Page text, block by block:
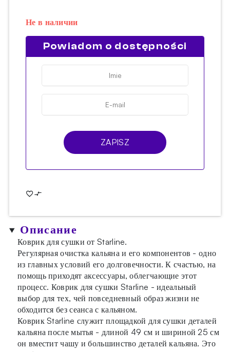
Не в наличии
Powiadom o dostępności
ZAPISZ
Описание
Коврик для сушки от Starline.
Регулярная очистка кальяна и его компонентов - одно
из главных условий его долговечности. К счастью, на
помощь приходят аксессуары, облегчающие этот
процесс. Коврик для сушки Starline - идеальный
выбор для тех, чей повседневный образ жизни не
обходится без сеанса с кальяном.
Коврик Starline служит площадкой для сушки деталей
кальяна после мытья - длиной 49 см и шириной 25 см
он вместит чашу и большинство деталей кальяна. Это